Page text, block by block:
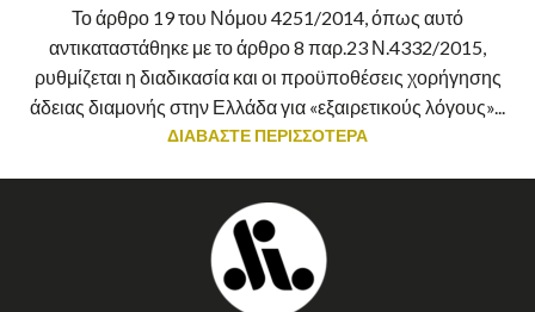
Το άρθρο 19 του Νόμου 4251/2014, όπως αυτό
αντικαταστάθηκε με το άρθρο 8 παρ.23 Ν.4332/2015,
ρυθμίζεται η διαδικασία και οι προϋποθέσεις χορήγησης
άδειας διαμονής στην Ελλάδα για «εξαιρετικούς λόγους»...
ΔΙΑΒΑΣΤΕ ΠΕΡΙΣΣΟΤΕΡΑ